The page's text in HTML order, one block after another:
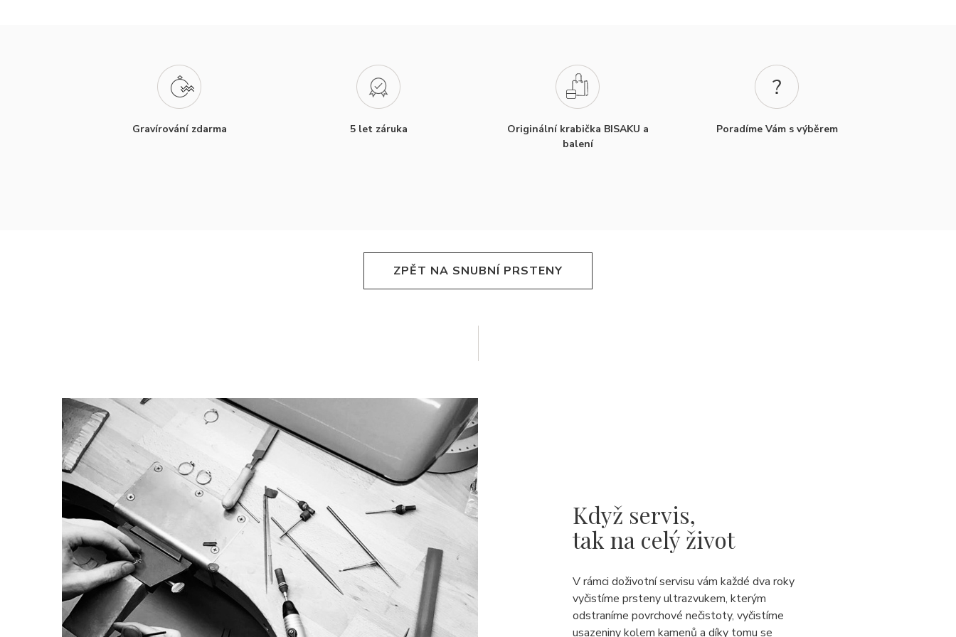
Gravírování zdarma 5 let záruka
Originální krabička BISAKU a
balení
Poradíme Vám s výběrem
ZPĚT NA SNUBNÍ PRSTENY
Když servis,
tak na celý život
V rámci doživotní servisu vám každé dva roky
vyčistíme prsteny ultrazvukem, kterým
odstraníme povrchové nečistoty, vyčistíme
usazeniny kolem kamenů a díky tomu se